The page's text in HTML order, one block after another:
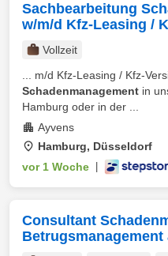
Sachbearbeitung
w/m/d Kfz-Leasing /
Vollzeit
... m/d Kfz-Leasing / Kfz-
Schadenmanagement in
Hamburg oder in der ...
Ayvens
Hamburg, Düsseldorf
vor 1 Woche
Consultant